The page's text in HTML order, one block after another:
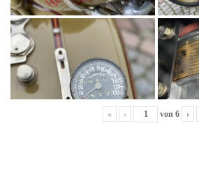
« ‹ von 6 ›